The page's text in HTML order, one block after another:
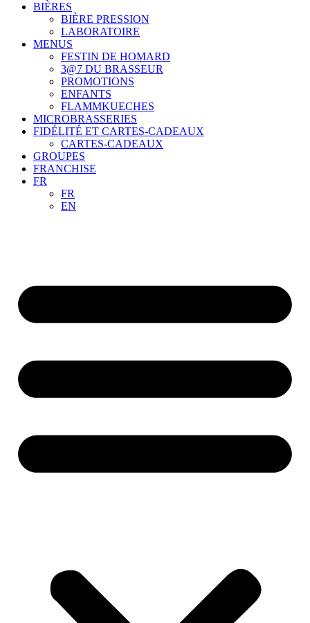
BIÈRES
BIÈRE PRESSION
LABORATOIRE
MENUS
FESTIN DE HOMARD
3@7 DU BRASSEUR
PROMOTIONS
ENFANTS
FLAMMKUECHES
MICROBRASSERIES
FIDÉLITÉ ET CARTES-CADEAUX
CARTES-CADEAUX
GROUPES
FRANCHISE
FR
FR
EN